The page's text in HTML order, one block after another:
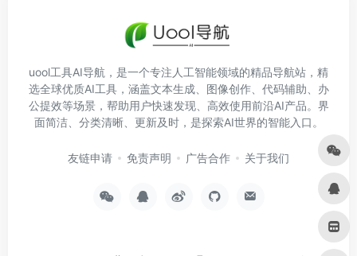
uool工具AI导航，是一个专注人工智能领域的精品导航站，精
选全球优质AI工具，涵盖文本生成、图像创作、代码辅助、办
公提效等场景，帮助用户快速发现、高效使用前沿AI产品。界
面简洁、分类清晰、更新及时，是探索AI世界的智能入口。
友链申请 免责声明 广告合作 关于我们